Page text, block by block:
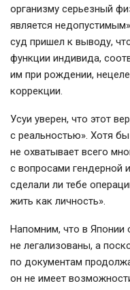
организму серьезный
является
суд пришел к выводу,
функции индивида,
им при рождении,
коррекции.
Усуи уверен, что этот
с реальностью». Хотя
не охватывает всего
с вопросами гендерной
сделали ли тебе
жить как личность».
Напомним, что в Японии
не легализованы, а
по документам
он не имеет